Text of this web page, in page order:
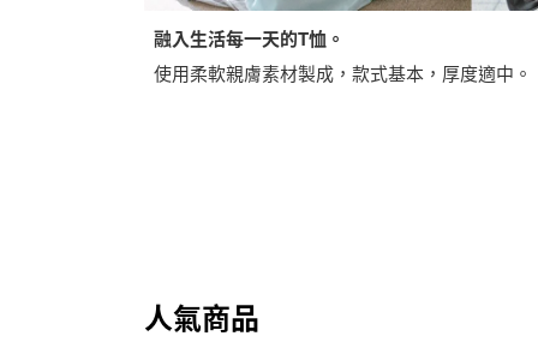
融入生活每一天的T恤。
使用柔軟親膚素材製成，款式基本，厚度適中。
人氣商品